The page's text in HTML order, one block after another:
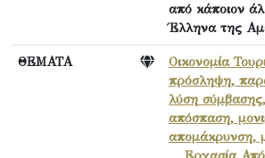
από κάποιον
Έλληνα της
ΘΕΜΑΤΑ Οικονομία
πρόσληψη,
λύση
απόσπαση,
απομάκρυνση,